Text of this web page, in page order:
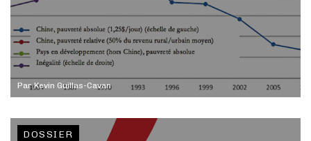
ParKevin Guillas-Cavan
DOSSIER